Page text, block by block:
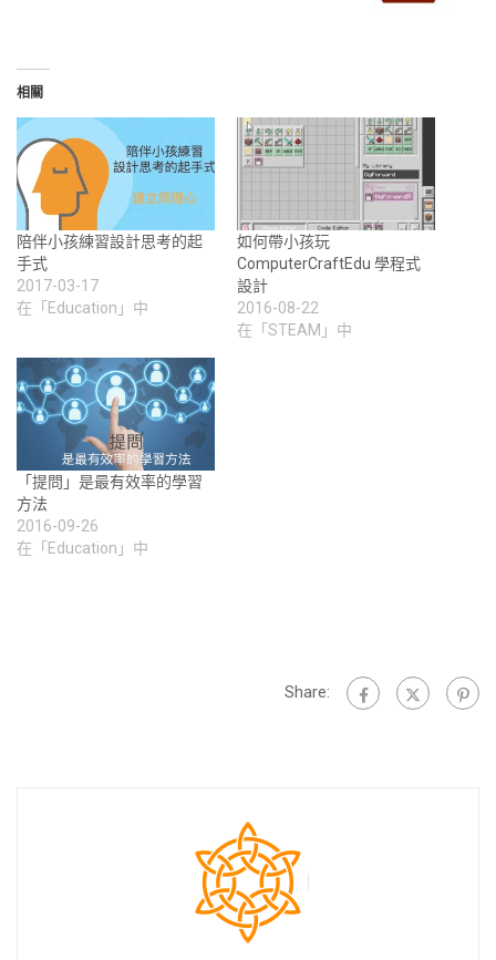
相關
陪伴小孩練習設計思考的起
手式
2017-03-17
在「Education」中
如何帶小孩玩
ComputerCraftEdu 學程式
設計
2016-08-22
在「STEAM」中
「提問」是最有效率的學習
方法
2016-09-26
在「Education」中
Share: